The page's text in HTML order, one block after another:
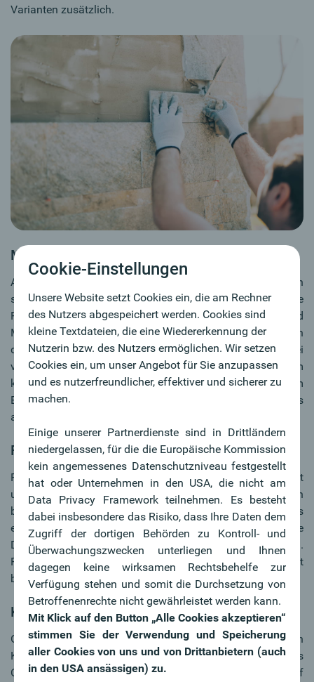
Varianten zusätzlich.
Metallfassade
ArchitektInnen lieben sie, HausbesitzerInnen sind noch
skeptisch: die Metallfassade. Ein Hingucker ist eine
Fassadenbekleidung aus Metall auf jeden Fall. Zudem sind
Metallfassaden sehr witterungsbeständig und machen sich
die Witterung sogar zunutze: Über die Jahre entsteht bei
vielen Metallen die gewollte Patina. Neben Aluminium
kommen Stahl, Kupfer, Messing, Blei, Zinn und Zink zum
Einsatz, allerdings selten als Reinmetall, sondern meistens
als Legierungen.
Faserzementfassade
Faserzement punktet als Bekleidungsmaterial mit
unterschiedlichsten Formaten und Farben. Architektonisch
besonders interessant ist die Gestaltung von Häusern aus
einem Guss, bei der die Fassadenbekleidung durch eine
Dacheindeckung aus Faserzement ergänzt wird.
Faserzementfassaden sind witterungsbeständig und nicht
brennbar, wartungsarm und äußerst langlebig.
Kunststofffassade
Optische Vielfalt für einen kleinen Preis bieten
Kunststofffassaden. Kunststofffassaden sind das
Chamäleon bei der Fassadenbekleidung: Mit Kunststoff
Cookie-Einstellungen
Unsere Website setzt Cookies ein, die am Rechner
des Nutzers abgespeichert werden. Cookies sind
kleine Textdateien, die eine Wiedererkennung der
Nutzerin bzw. des Nutzers ermöglichen. Wir setzen
Cookies ein, um unser Angebot für Sie anzupassen
und es nutzerfreundlicher, effektiver und sicherer zu
machen.
Einige unserer Partnerdienste sind in Drittländern
niedergelassen, für die die Europäische Kommission
kein angemessenes Datenschutzniveau festgestellt
hat oder Unternehmen in den USA, die nicht am
Data Privacy Framework teilnehmen. Es besteht
dabei insbesondere das Risiko, dass Ihre Daten dem
Zugriff der dortigen Behörden zu Kontroll- und
Überwachungszwecken unterliegen und Ihnen
dagegen keine wirksamen Rechtsbehelfe zur
Verfügung stehen und somit die Durchsetzung von
Betroffenenrechte nicht gewährleistet werden kann.
Mit Klick auf den Button „Alle Cookies akzeptieren“
stimmen Sie der Verwendung und Speicherung
aller Cookies von uns und von Drittanbietern (auch
in den USA ansässigen) zu.